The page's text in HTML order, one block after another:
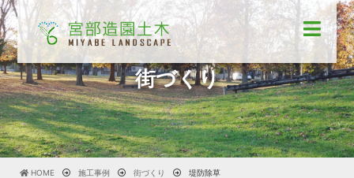
街づくり
HOME 施工事例 街づくり 堤防除草